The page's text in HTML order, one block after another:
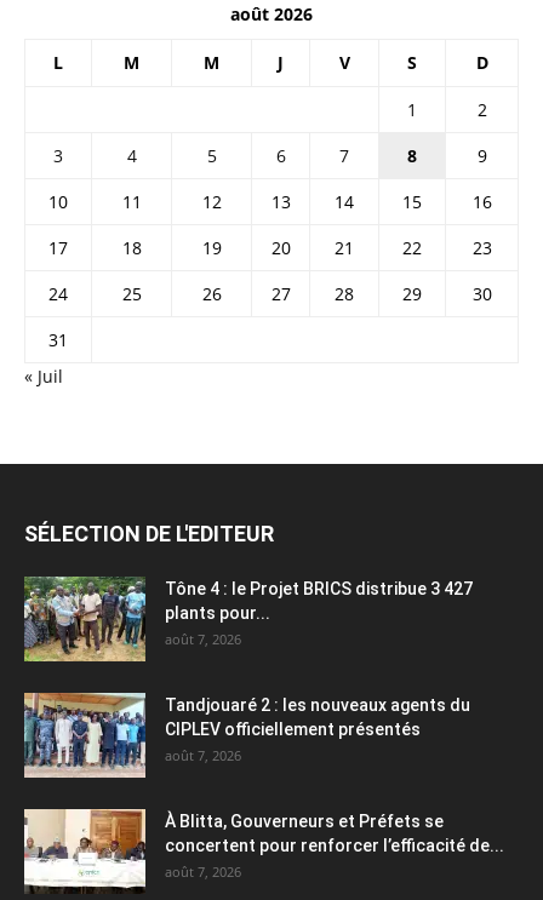
août 2026
L M M J V S D
1
2
3
4 5 6 7 8
9
10
11 12 13 14 15
16
17
18 19 20 21 22
23
24
25 26 27 28 29
30
31
« Juil
SÉLECTION DE L'EDITEUR
Tône 4 : le Projet BRICS distribue 3 427
plants pour...
août 7, 2026
Tandjouaré 2 : les nouveaux agents du
CIPLEV officiellement présentés
août 7, 2026
À Blitta, Gouverneurs et Préfets se
concertent pour renforcer l’efficacité de...
août 7, 2026